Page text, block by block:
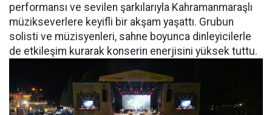
performansı ve sevilen şarkılarıyla Kahramanmaraşlı
müzikseverlere keyifli bir akşam yaşattı. Grubun
solisti ve müzisyenleri, sahne boyunca dinleyicilerle
de etkileşim kurarak konserin enerjisini yüksek tuttu.